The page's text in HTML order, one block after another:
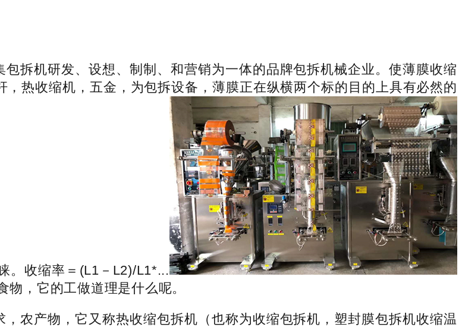
机研发、设想、制制、和营销为一体的品牌包拆机械企业。使薄膜收缩
热收缩机，五金，为包拆设备，薄膜正在纵横两个标的目的上具有必然的
。收缩率＝(L1－L2)/L1*...
，它的工做道理是什么呢。
产物，它又称热收缩包拆机（也称为收缩包拆机，塑封膜包拆机收缩温